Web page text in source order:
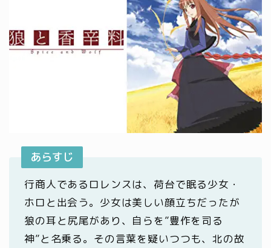
あらすじ
行商人であるロレンスは、荷台で眠る少女・
ホロと出会う。少女は美しい顔立ちだったが
狼の耳と尻尾があり、自らを”豊作を司る
神”と名乗る。その言葉を疑いつつも、北の故